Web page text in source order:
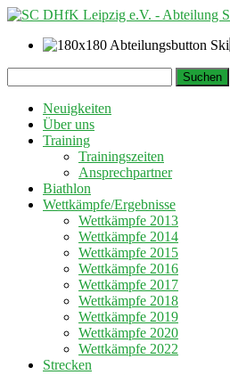
zum
Inhalt
nach:
Neuigkeiten
Über uns
Training
Trainingszeiten
Ansprechpartner
Biathlon
Wettkämpfe/Ergebnisse
Wettkämpfe 2013
Wettkämpfe 2014
Wettkämpfe 2015
Wettkämpfe 2016
Wettkämpfe 2017
Wettkämpfe 2018
Wettkämpfe 2019
Wettkämpfe 2020
Wettkämpfe 2022
Strecken